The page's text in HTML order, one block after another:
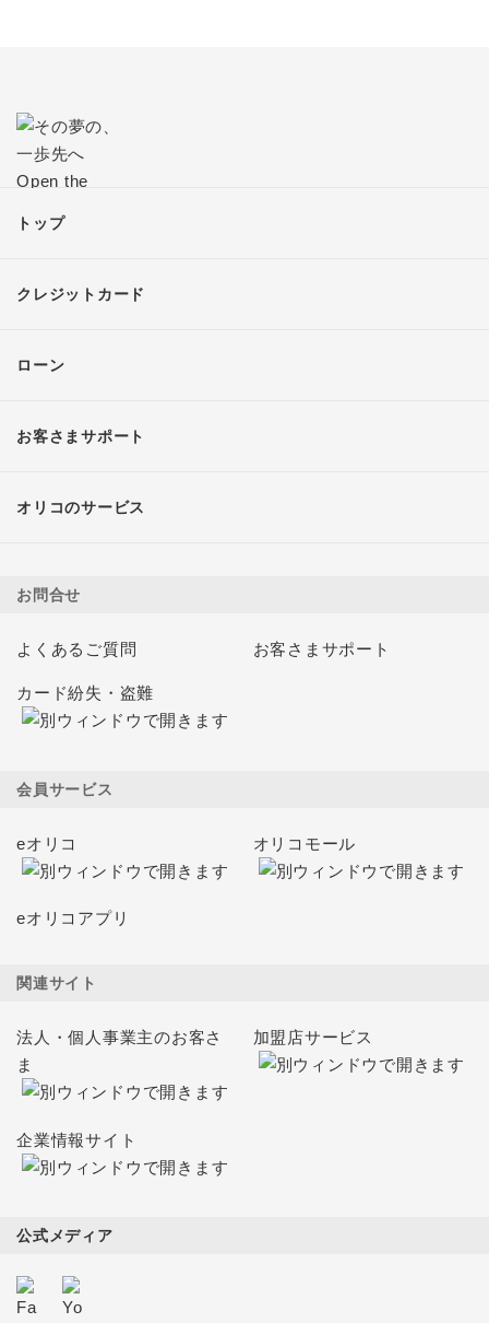
トップ
クレジットカード
ローン
お客さまサポート
オリコのサービス
お問合せ
よくあるご質問 お客さまサポート
カード紛失・盗難
会員サービス
eオリコ オリコモール
eオリコアプリ
関連サイト
法人・個人事業主のお客さ
ま
加盟店サービス
企業情報サイト
公式メディア